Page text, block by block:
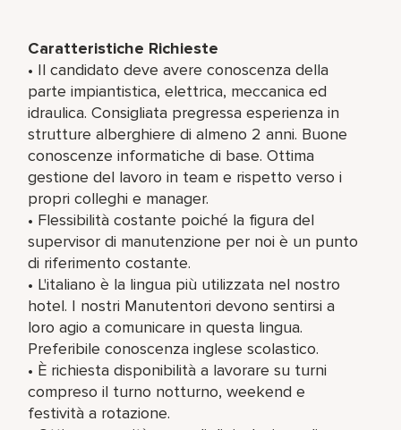
Caratteristiche Richieste
• Il candidato deve avere conoscenza della
parte impiantistica, elettrica, meccanica ed
idraulica. Consigliata pregressa esperienza in
strutture alberghiere di almeno 2 anni. Buone
conoscenze informatiche di base. Ottima
gestione del lavoro in team e rispetto verso i
propri colleghi e manager.
• Flessibilità costante poiché la figura del
supervisor di manutenzione per noi è un punto
di riferimento costante.
• L'italiano è la lingua più utilizzata nel nostro
hotel. I nostri Manutentori devono sentirsi a
loro agio a comunicare in questa lingua.
Preferibile conoscenza inglese scolastico.
• È richiesta disponibilità a lavorare su turni
compreso il turno notturno, weekend e
festività a rotazione.